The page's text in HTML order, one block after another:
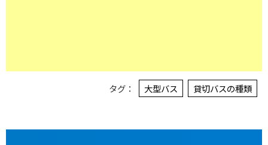
タグ： 大型バス 貸切バスの種類